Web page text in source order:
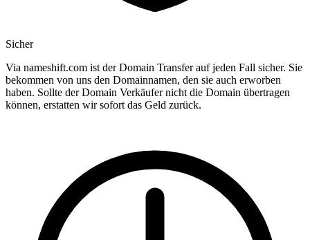
Sicher
Via nameshift.com ist der Domain Transfer auf jeden Fall sicher. Sie
bekommen von uns den Domainnamen, den sie auch erworben
haben. Sollte der Domain Verkäufer nicht die Domain übertragen
können, erstatten wir sofort das Geld zurück.